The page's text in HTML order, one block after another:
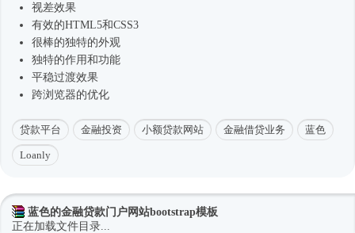
视差效果
有效的HTML5和CSS3
很棒的独特的外观
独特的作用和功能
平稳过渡效果
跨浏览器的优化
贷款平台 金融投资 小额贷款网站 金融借贷业务 蓝色
Loanly
蓝色的金融贷款门户网站bootstrap模板
正在加载文件目录...